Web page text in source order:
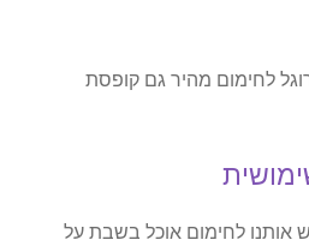
לחימום מהיר גם קופסת
אותנו לחימום אוכל בשבת על